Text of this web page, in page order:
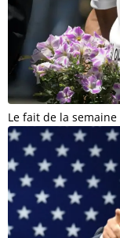
Le fait de la semaine